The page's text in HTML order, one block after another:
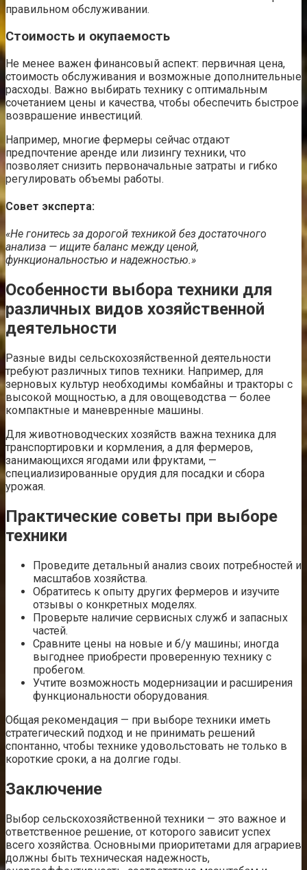
правильном обслуживании.
Стоимость и окупаемость
Не менее важен финансовый аспект: первичная цена,
стоимость обслуживания и возможные дополнительные
расходы. Важно выбирать технику с оптимальным
сочетанием цены и качества, чтобы обеспечить быстрое
возврашение инвестиций.
Например, многие фермеры сейчас отдают
предпочтение аренде или лизингу техники, что
позволяет снизить первоначальные затраты и гибко
регулировать объемы работы.
Совет эксперта:
«Не гонитесь за дорогой техникой без достаточного
анализа — ищите баланс между ценой,
функциональностью и надежностью.»
Особенности выбора техники для
различных видов хозяйственной
деятельности
Разные виды сельскохозяйственной деятельности
требуют различных типов техники. Например, для
зерновых культур необходимы комбайны и тракторы с
высокой мощностью, а для овощеводства — более
компактные и маневренные машины.
Для животноводческих хозяйств важна техника для
транспортировки и кормления, а для фермеров,
занимающихся ягодами или фруктами, —
специализированные орудия для посадки и сбора
урожая.
Практические советы при выборе
техники
Проведите детальный анализ своих потребностей и
масштабов хозяйства.
Обратитесь к опыту других фермеров и изучите
отзывы о конкретных моделях.
Проверьте наличие сервисных служб и запасных
частей.
Сравните цены на новые и б/у машины; иногда
выгоднее приобрести проверенную технику с
пробегом.
Учтите возможность модернизации и расширения
функциональности оборудования.
Общая рекомендация — при выборе техники иметь
стратегический подход и не принимать решений
спонтанно, чтобы технике удовольстовать не только в
короткие сроки, а на долгие годы.
Заключение
Выбор сельскохозяйственной техники — это важное и
ответственное решение, от которого зависит успех
всего хозяйства. Основными приоритетами для аграриев
должны быть техническая надежность,